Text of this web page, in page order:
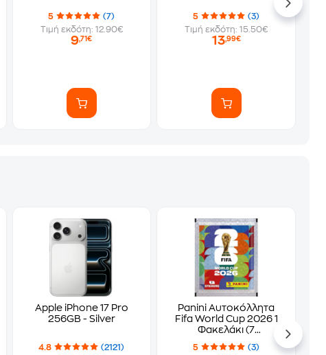
5
(7)
Τιμή εκδότη: 12.90€
9,71€
5
(3)
Τιμή εκδότη: 15.50€
13,99€
Apple iPhone 17 Pro
256GB - Silver
4.8 (2121)
Panini Αυτοκόλλητα
Fifa World Cup 2026 1
Φακελάκι (7
Αυτοκόλλητα)
5 (3)